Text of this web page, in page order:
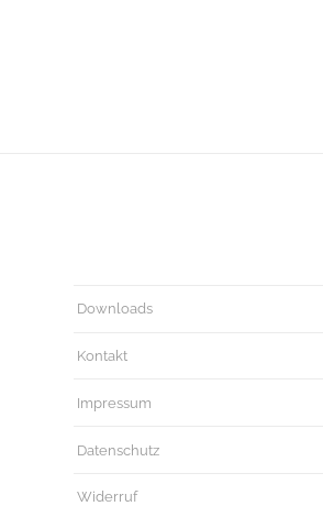
Downloads
Kontakt
Impressum
Datenschutz
Widerruf